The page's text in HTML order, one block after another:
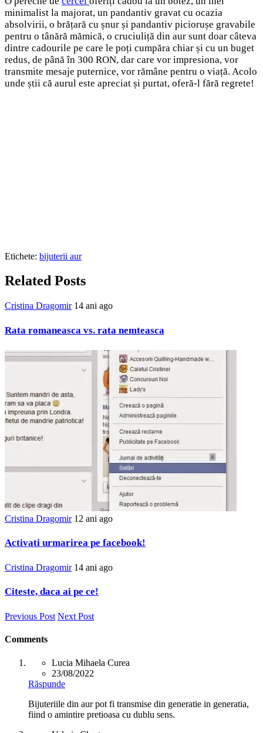
minimalist la majorat, un pandantiv gravat cu ocazia
absolvirii, o brățară cu șnur și pandantiv piciorușe gravabile
pentru o tânără mămică, o cruciuliță din aur sunt doar câteva
dintre cadourile pe care le poți cumpăra chiar și cu un buget
redus, de până în 300 RON, dar care vor impresiona, vor
transmite mesaje puternice, vor rămâne pentru o viață. Acolo
unde știi că aurul este apreciat și purtat, oferă-l fără regrete!
Etichete: bijuterii aur
Related Posts
Cristina Dragomir 14 ani ago
Rata romaneasca vs. rata nemteasca
Cristina Dragomir 12 ani ago
Activati urmarirea pe facebook!
Cristina Dragomir 14 ani ago
Citeste, daca ai pe ce!
Previous Post Next Post
Comments
Lucia Mihaela Curea
23/08/2022
Răspunde
Bijuteriile din aur pot fi transmise din generatie in generatia,
fiind o amintire pretioasa cu dublu sens.